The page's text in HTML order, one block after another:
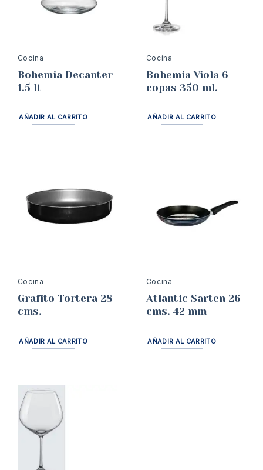
Cocina
Bohemia Decanter
1.5 lt
AÑADIR AL CARRITO
Cocina
Bohemia Viola 6
copas 350 ml.
AÑADIR AL CARRITO
Cocina
Grafito Tortera 28
cms.
AÑADIR AL CARRITO
Cocina
Atlantic Sarten 26
cms. 42 mm
AÑADIR AL CARRITO